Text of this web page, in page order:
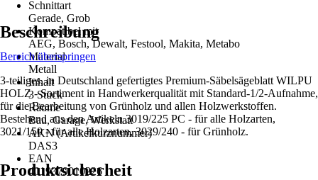
Schnittart
Gerade, Grob
Kompatibel mit
AEG, Bosch, Dewalt, Festool, Makita, Metabo
Material
Metall
Inhalt
3 Stück
Räume
Bau, Garage, Werkstatt
AKN (Artikelkurznummer)
DAS3
EAN
4019379010226
Beschreibung
Bereich überspringen
3-teiliges, in Deutschland gefertigtes Premium-Säbelsägeblatt WILPU
HOLZ - Sortiment in Handwerkerqualität mit Standard-1/2-Aufnahme,
für die Bearbeitung von Grünholz und allen Holzwerkstoffen.
Bestehend aus den Artikeln 3019/225 PC - für alle Holzarten,
3021/150 - für alle Holzarten, 3029/240 - für Grünholz.
Produktsicherheit